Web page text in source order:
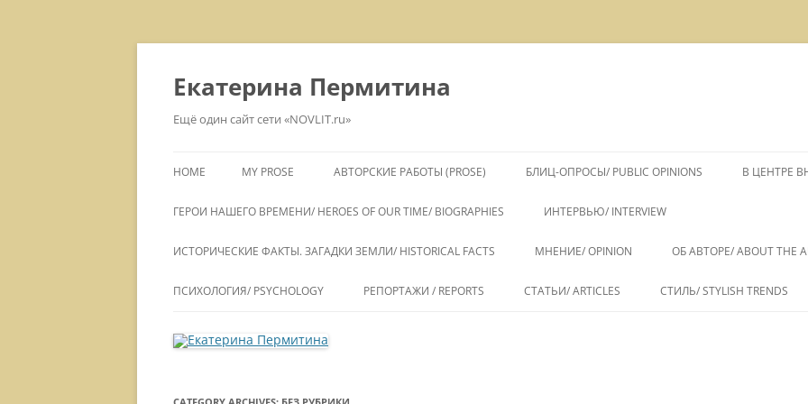
Skip
Екатерина Пермитина
Ещё один сайт сети «NOVLIT.ru»
HOME MY PROSE АВТОРСКИЕ РАБОТЫ (PROSE) БЛИЦ-ОПРОСЫ/ PUBLIC OPINIONS В ЦЕНТРЕ
ГЕРОИ НАШЕГО ВРЕМЕНИ/ HEROES OF OUR TIME/ BIOGRAPHIES ИНТЕРВЬЮ/ INTERVIEW
ИСТОРИЧЕСКИЕ ФАКТЫ. ЗАГАДКИ ЗЕМЛИ/ HISTORICAL FACTS МНЕНИЕ/ OPINION ОБ АВТОРЕ/ ABOUT THE
ПСИХОЛОГИЯ/ PSYCHOLOGY РЕПОРТАЖИ / REPORTS СТАТЬИ/ ARTICLES СТИЛЬ/ STYLISH TRENDS